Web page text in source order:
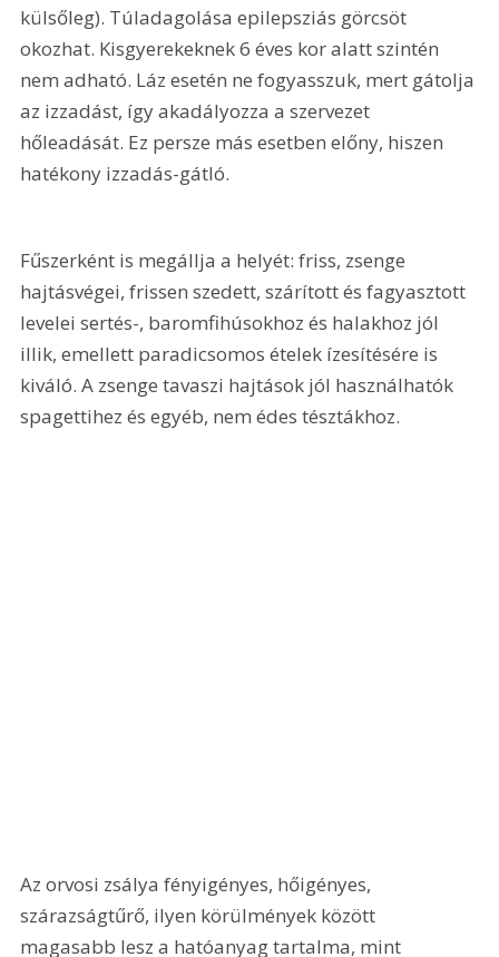
külsőleg). Túladagolása epilepsziás görcsöt
okozhat. Kisgyerekeknek 6 éves kor alatt szintén
nem adható. Láz esetén ne fogyasszuk, mert gátolja
az izzadást, így akadályozza a szervezet
hőleadását. Ez persze más esetben előny, hiszen
hatékony izzadás-gátló.
Fűszerként is megállja a helyét: friss, zsenge
hajtásvégei, frissen szedett, szárított és fagyasztott
levelei sertés-, baromfihúsokhoz és halakhoz jól
illik, emellett paradicsomos ételek ízesítésére is
kiváló. A zsenge tavaszi hajtások jól használhatók
spagettihez és egyéb, nem édes tésztákhoz.
Az orvosi zsálya fényigényes, hőigényes,
szárazságtűrő, ilyen körülmények között
magasabb lesz a hatóanyag tartalma, mint